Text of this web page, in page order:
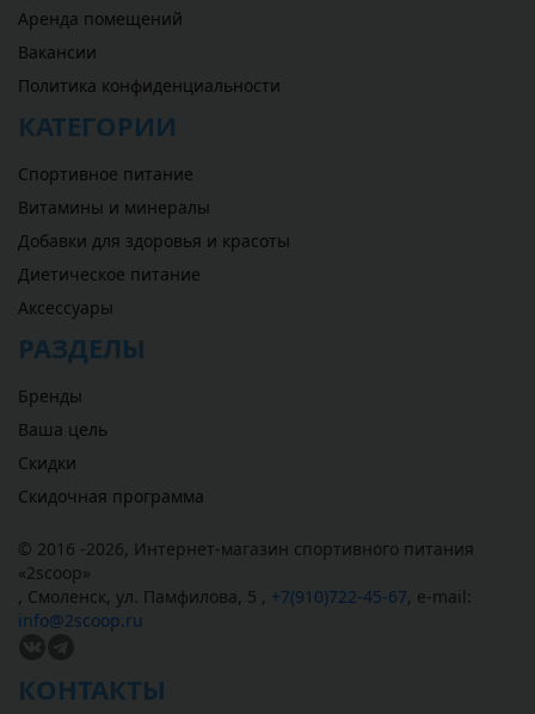
Аренда помещений
Вакансии
Политика конфиденциальности
КАТЕГОРИИ
Спортивное питание
Витамины и минералы
Добавки для здоровья и красоты
Диетическое питание
Аксессуары
РАЗДЕЛЫ
Бренды
Ваша цель
Скидки
Скидочная программа
© 2016 -2026, Интернет-магазин спортивного питания
«2scoop»
, Смоленск, ул. Памфилова, 5 , +7(910)722-45-67, e-mail:
info@2scoop.ru
КОНТАКТЫ